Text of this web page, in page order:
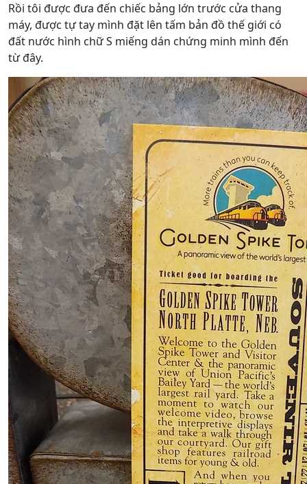
Rồi tôi được đưa đến chiếc bảng lớn trước cửa thang
máy, được tự tay mình đặt lên tấm bản đồ thế giới có
đất nước hình chữ S miếng dán chứng minh mình đến
từ đây.